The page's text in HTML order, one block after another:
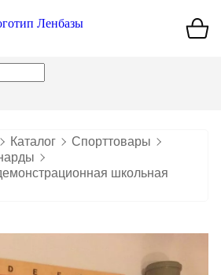
Каталог
Спорттовары
школьная